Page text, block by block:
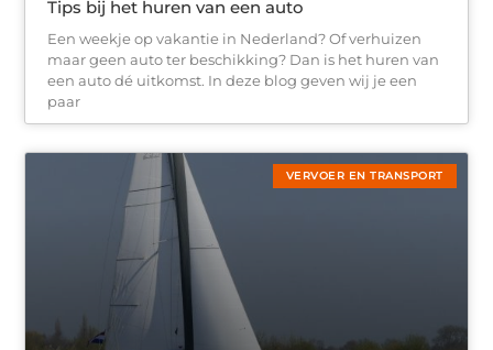
Tips bij het huren van een auto
Een weekje op vakantie in Nederland? Of verhuizen
maar geen auto ter beschikking? Dan is het huren van
een auto dé uitkomst. In deze blog geven wij je een
paar
VERVOER EN TRANSPORT